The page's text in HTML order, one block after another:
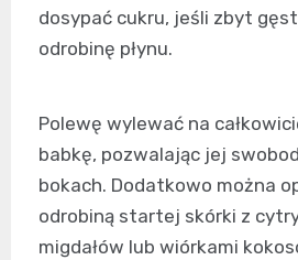
dosypać cukru, jeśli zbyt
odrobinę płynu.
Polewę wylewać na
babkę, pozwalając jej
bokach. Dodatkowo można
odrobiną startej skórki z
migdałów lub wiórkami